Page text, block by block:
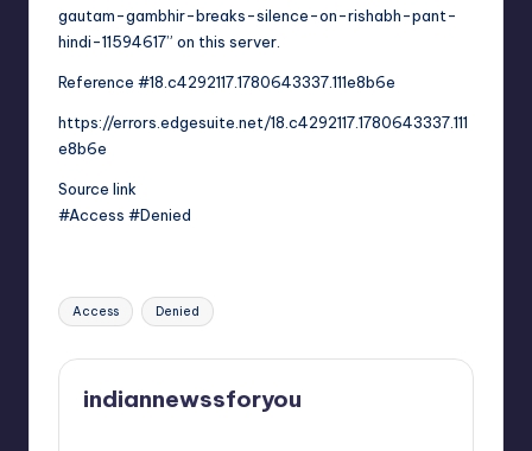
gautam-gambhir-breaks-silence-on-rishabh-pant-
hindi-11594617” on this server.
Reference #18.c4292117.1780643337.111e8b6e
https://errors.edgesuite.net/18.c4292117.1780643337.111
e8b6e
Source link
#Access #Denied
Tags:
Access Denied
indiannewssforyou